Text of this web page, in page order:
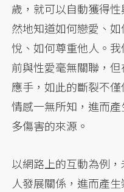
歲，就可以自動獲得
然地知道如何戀愛、
悅、如何尊重他人。
前與性愛毫無關聯，
應手，如此的斷裂不
情感一無所知，進而
多傷害的來源。
以網路上的互動為例
人發展關係，進而產